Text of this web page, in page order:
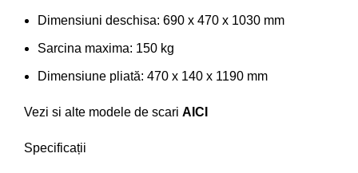
Dimensiuni deschisa: 690 x 470 x 1030 mm
Sarcina maxima: 150 kg
Dimensiune pliată: 470 x 140 x 1190 mm
Vezi si alte modele de scari AICI
Specificații